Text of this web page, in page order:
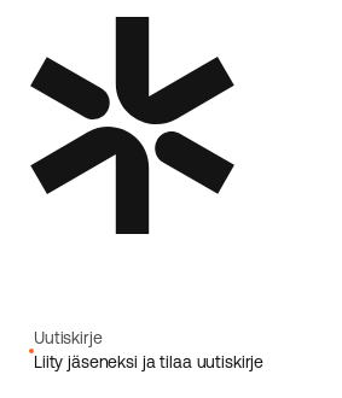
Uutiskirje
Liity jäseneksi ja tilaa uutiskirje